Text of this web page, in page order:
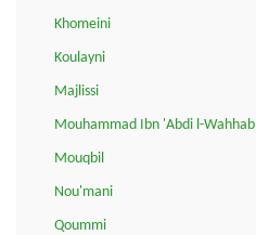
Khomeini
Koulayni
Majlissi
Mouhammad Ibn 'Abdi l-Wahhab
Mouqbil
Nou'mani
Qoummi